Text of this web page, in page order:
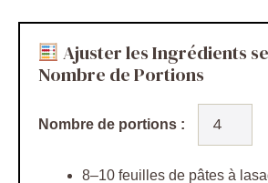
Ajuster les Ingrédients
Nombre de Portions
Nombre de portions :
8–10 feuilles de pâtes à